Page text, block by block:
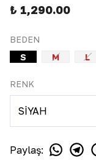
₺ 1,290.00
BEDEN
S
M L
RENK
Paylaş: